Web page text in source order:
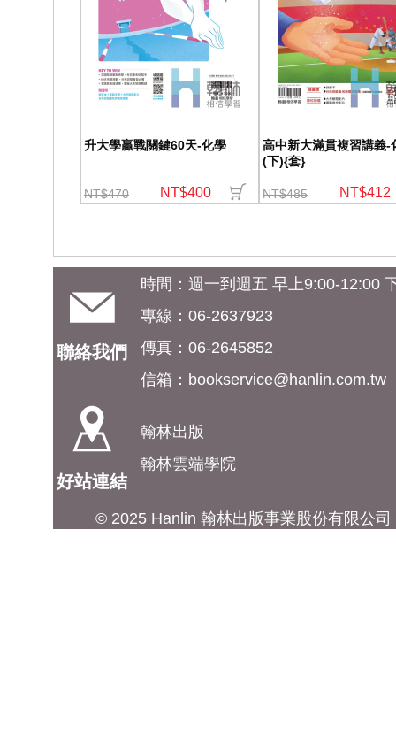
升大學贏戰關鍵60天-化學
NT$470 NT$400
高中新大滿貫複習講義-
(下){套}
NT$485 NT$412
聯絡我們
時間：週一到週五 早上9:00-12:00
專線：06-2637923
傳真：06-2645852
信箱： bookservice@hanlin.com.tw
好站連結
翰林出版
翰林雲端學院
© 2025 Hanlin 翰林出版事業股份有限公司